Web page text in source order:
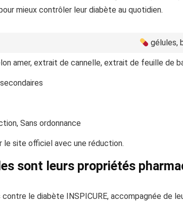
mieux contrôler leur diabète au quotidien.
gélules,
amer, extrait de cannelle, extrait de feuille de
Sans ordonnance
le site officiel avec une réduction.
sont leurs propriétés
le diabète INSPICURE, accompagnée de